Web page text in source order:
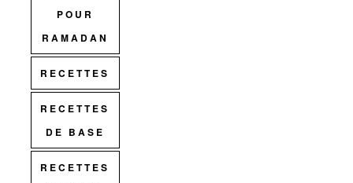
POUR
RAMADAN
RECETTES
RECETTES
DE BASE
RECETTES